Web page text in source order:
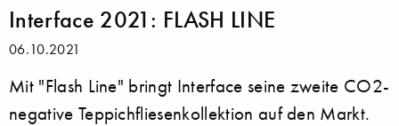
Interface 2021: FLASH LINE
06.10.2021
Mit "Flash Line" bringt Interface seine zweite CO2-
negative Teppichfliesenkollektion auf den Markt.